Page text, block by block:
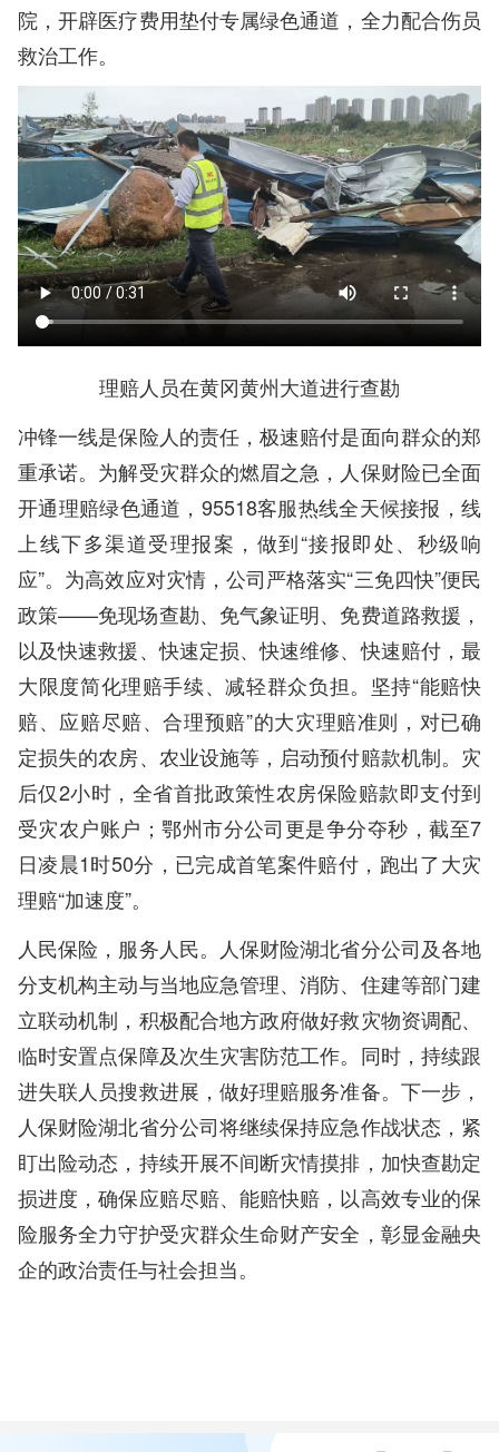
院，开辟医疗费用垫付专属绿色通道，全力配合伤员
救治工作。
理赔人员在黄冈黄州大道进行查勘
冲锋一线是保险人的责任，极速赔付是面向群众的郑
重承诺。为解受灾群众的燃眉之急，人保财险已全面
开通理赔绿色通道，95518客服热线全天候接报，线
上线下多渠道受理报案，做到“接报即处、秒级响
应”。为高效应对灾情，公司严格落实“三免四快”便民
政策——免现场查勘、免气象证明、免费道路救援，
以及快速救援、快速定损、快速维修、快速赔付，最
大限度简化理赔手续、减轻群众负担。坚持“能赔快
赔、应赔尽赔、合理预赔”的大灾理赔准则，对已确
定损失的农房、农业设施等，启动预付赔款机制。灾
后仅2小时，全省首批政策性农房保险赔款即支付到
受灾农户账户；鄂州市分公司更是争分夺秒，截至7
日凌晨1时50分，已完成首笔案件赔付，跑出了大灾
理赔“加速度”。
人民保险，服务人民。人保财险湖北省分公司及各地
分支机构主动与当地应急管理、消防、住建等部门建
立联动机制，积极配合地方政府做好救灾物资调配、
临时安置点保障及次生灾害防范工作。同时，持续跟
进失联人员搜救进展，做好理赔服务准备。下一步，
人保财险湖北省分公司将继续保持应急作战状态，紧
盯出险动态，持续开展不间断灾情摸排，加快查勘定
损进度，确保应赔尽赔、能赔快赔，以高效专业的保
险服务全力守护受灾群众生命财产安全，彰显金融央
企的政治责任与社会担当。